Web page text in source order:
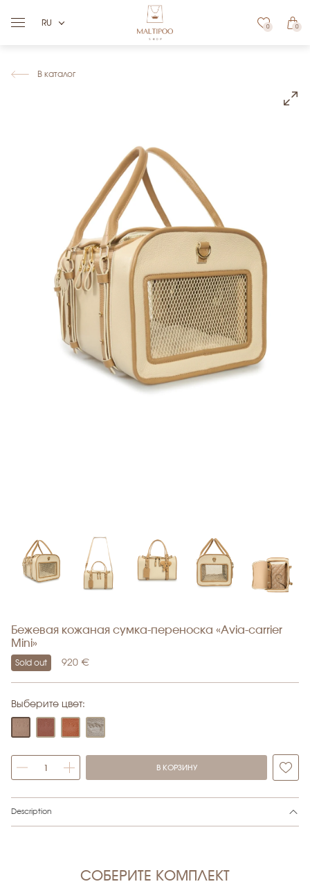
RU 0 0
В каталог
Бежевая кожаная сумка-переноска «Avia-carrier
Mini»
Sold out 920 €
Выберите цвет:
В КОРЗИНУ
Description
СОБЕРИТЕ КОМПЛЕКТ